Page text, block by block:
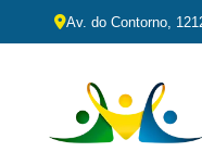
Av. do Contorno,